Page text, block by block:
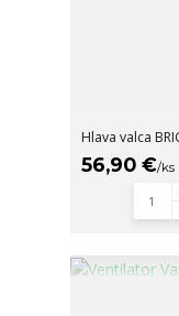
Hlava valca
56,90 €/ks